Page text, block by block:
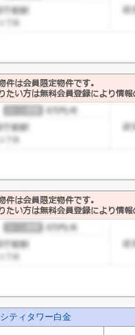
シティタワー白金